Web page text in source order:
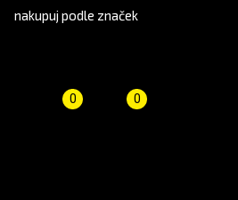
nakupuj podle značek
Košík 0
(prázdný)
Porovnání
0